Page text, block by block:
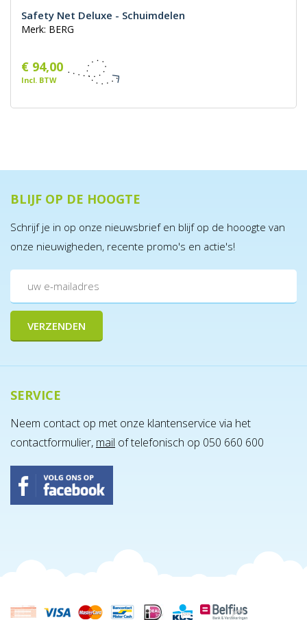
Safety Net Deluxe - Schuimdelen
Merk: BERG
€ 94,00
Incl. BTW
BLIJF OP DE HOOGTE
Schrijf je in op onze nieuwsbrief en blijf op de hooogte van
onze nieuwigheden, recente promo's en actie's!
SERVICE
Neem contact op met onze klantenservice via het
contactformulier, mail of telefonisch op 050 660 600